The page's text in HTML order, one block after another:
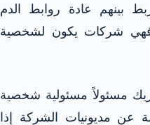
بينهم عادة روابط الدم
فهي شركات يكون لشخصية
مسئولاً مسئولية شخصية
عن مديونيات الشركة إذا